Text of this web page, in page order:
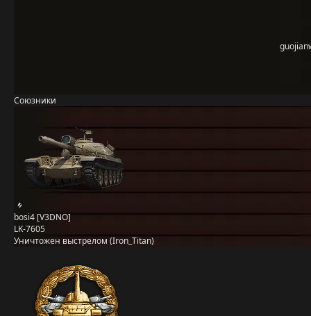
Союзники
bosi4 [V3DNO]
LK-7605
Уничтожен выстрелом (Iron_Titan)